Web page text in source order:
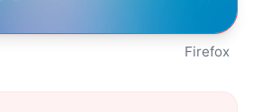
Firefox